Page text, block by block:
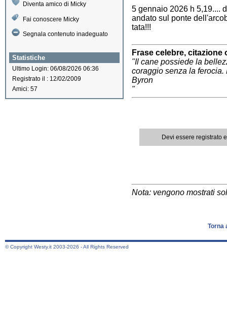
Diventa amico di Micky
Fai conoscere Micky
Segnala contenuto inadeguato
Statistiche
Ultimo Login: 06/08/2026 06:36
Registrato il : 12/02/2009
Amici: 57
5 gennaio 2026 h 5,19....
andato sul ponte
tata!!!
Frase celebre,
"Il cane possiede la
coraggio senza la
Byron
"
Devi essere registrato
Nota: vengono mostrati
Torna
© Copyright Westy.it 2003-2026 - All Rights Reserved